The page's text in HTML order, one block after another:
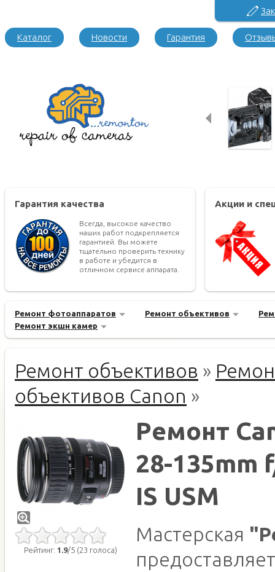
Каталог Новости Гарантия
Гарантия качества
Всегда, высокое качество
наших работ подкрепляется
гарантией. Вы можете
тщательно проверить технику
в работе и убедится в
отличном сервисе аппарата.
Акции и
Ремонт фотоаппаратов Ремонт объективов
Ремонт экшн камер
Ремонт объективов »
объективов Canon »
Рейтинг: 1.9/5 (23 голоса)
Ремонт
28-135mm
IS USM
Мастерская